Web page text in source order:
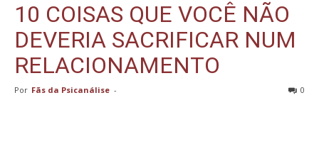
10 COISAS QUE VOCÊ NÃO
DEVERIA SACRIFICAR NUM
RELACIONAMENTO
Por Fãs da Psicanálise - 0